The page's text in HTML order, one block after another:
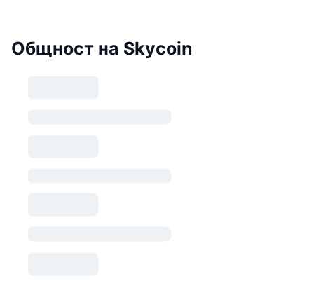
Общност на Skycoin